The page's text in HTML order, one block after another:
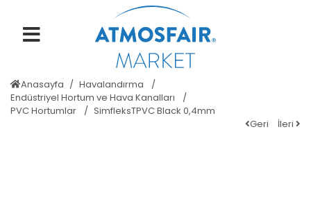
Anasayfa
Havalandırma
Endüstriyel Hortum ve Hava Kanalları
PVC Hortumlar
SimfleksTPVC Black 0,4mm
Geri
İleri